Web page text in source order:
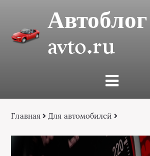
Автоблог
avto.ru
Главная Для автомобилей